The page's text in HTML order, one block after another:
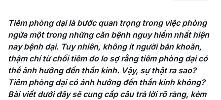
Chữ lớn
Tiêm phòng dại là bước quan trọng trong việc phòng
ngừa một trong những căn bệnh nguy hiểm nhất hiện
nay bệnh dại. Tuy nhiên, không ít người băn khoăn,
thậm chí từ chối tiêm do lo sợ rằng tiêm phòng dại có
thể ảnh hưởng đến thần kinh. Vậy, sự thật ra sao?
Tiêm phòng dại có ảnh hưởng đến thần kinh không?
Bài viết dưới đây sẽ cung cấp câu trả lời rõ ràng, kèm